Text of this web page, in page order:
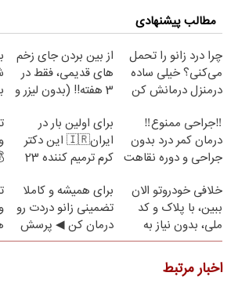
مطالب پیشنهادی
چرا درد زانو را تحمل
می‌کنی؟ خیلی ساده
درمنزل درمانش کن
از بین بردن جای زخم
های قدیمی، فقط در
3 هفته!! (بدون لیزر و
‼️جراحی ممنوع‼️
درمان کمر درد بدون
جراحی و دوره نقاهت
برای اولین بار در
ایران🇮🇷 این دکتر
کرم ترمیم کننده 23
خلافی خودروتو الان
ببین، با پلاک و کد
ملی، بدون نیاز به
مراجعه حضوری
برای همیشه و کاملا
تضمینی زانو دردت رو
درمان کن ◀ پرسش
نامه ▶
اخبار مرتبط